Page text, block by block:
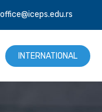
office@iceps.edu.rs
INTERNATIONAL